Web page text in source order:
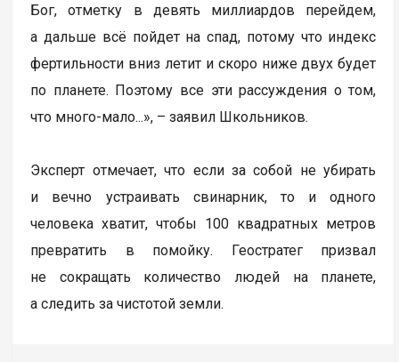
Бог, отметку в девять миллиардов перейдем,
а дальше всё пойдет на спад, потому что индекс
фертильности вниз летит и скоро ниже двух будет
по планете. Поэтому все эти рассуждения о том,
что много-мало...», – заявил Школьников.
Эксперт отмечает, что если за собой не убирать
и вечно устраивать свинарник, то и одного
человека хватит, чтобы 100 квадратных метров
превратить в помойку. Геостратег призвал
не сокращать количество людей на планете,
а следить за чистотой земли.